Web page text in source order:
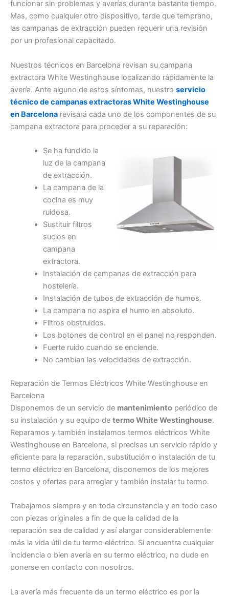
funcionar sin problemas y averías durante bastante tiempo.
Mas, como cualquier otro dispositivo, tarde que temprano,
las campanas de extracción pueden requerir una revisión
por un profesional capacitado.
Nuestros técnicos en Barcelona revisan su campana
extractora White Westinghouse localizando rápidamente la
avería. Ante alguno de estos síntomas, nuestro servicio
técnico de campanas extractoras White Westinghouse
en Barcelona revisará cada uno de los componentes de su
campana extractora para proceder a su reparación:
Se ha fundido la
luz de la campana
de extracción.
La campana de la
cocina es muy
ruidosa.
Sustituir filtros
sucios en
campana
extractora.
Instalación de campanas de extracción para
hostelería.
Instalación de tubos de extracción de humos.
La campana no aspira el humo en absoluto.
Filtros obstruidos.
Los botones de control en el panel no responden.
Fuerte ruido cuando se enciende.
No cambian las velocidades de extracción.
Reparación de Termos Eléctricos White Westinghouse en
Barcelona
Disponemos de un servicio de mantenimiento periódico de
su instalación y su equipo de termo White Westinghouse.
Reparamos y también instalamos termos eléctricos White
Westinghouse en Barcelona, si precisas un servicio rápido y
eficiente para la reparación, substitución o instalación de tu
termo eléctrico en Barcelona, disponemos de los mejores
costos y ofertas para arreglar y también instalar tu termo.
Trabajamos siempre y en toda circunstancia y en todo caso
con piezas originales a fin de que la calidad de la
reparación sea de calidad y así alargar considerablemente
más la vida útil de tu termo eléctrico. Si encuentra cualquier
incidencia o bien avería en su termo eléctrico, no dude en
ponerse en contacto con nosotros.
La avería más frecuente de un termo eléctrico es por la